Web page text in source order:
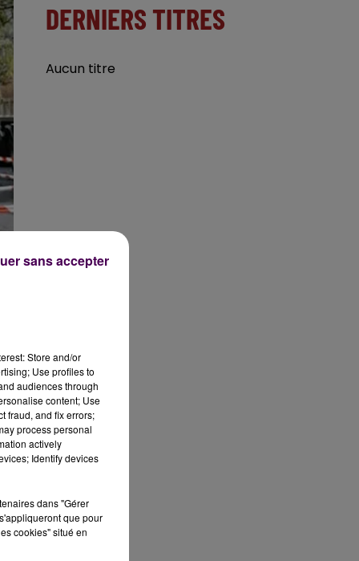
DERNIERS TITRES
Aucun titre
Store and/or
Use profiles to
audiences through
content; Use
fraud, and fix errors;
process personal
actively
Identify devices
dans "Gérer
que pour
cookies" situé en
sans accepter